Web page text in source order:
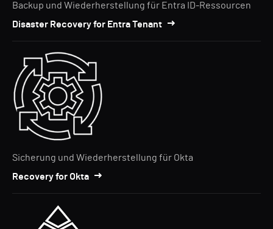
Backup und Wiederherstellung für Entra ID-Ressourcen
Disaster Recovery for Entra Tenant
Sicherung und Wiederherstellung für Okta
Recovery for Okta